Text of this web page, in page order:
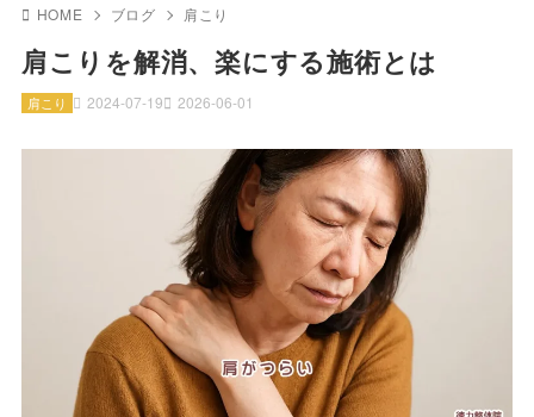
HOME ブログ 肩こり
肩こりを解消、楽にする施術とは
2024-07-19 2026-06-01
肩こり